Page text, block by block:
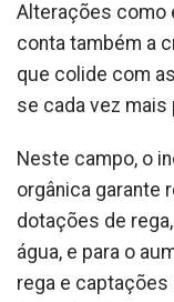
Alterações como
conta também a
que colide com
se cada vez mais
Neste campo, o
orgânica garante
dotações de
água, e para o
rega e captações